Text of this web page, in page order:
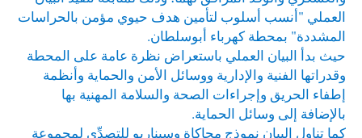
العملي "أنسب أسلوب لتأمين هدف حيوي مؤمن بالحراسات
المشددة" بمحطة كهرباء أبوسلطان.
حيث بدأ البيان العملي باستعراض نظرة عامة على المحطة
وقدراتها الفنية والإدارية ووسائل الأمن والحماية وأنظمة
إطفاء الحريق وإجراءات الصحة والسلامة المهنية بها
بالإضافة إلى وسائل الحماية.
كما تناول البيان نموذج محاكاة وسيناريو للتصدِّي لمجموعة